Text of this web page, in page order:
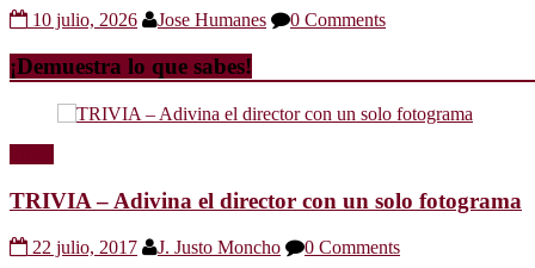
10 julio, 2026 Jose Humanes 0 Comments
¡Demuestra lo que sabes!
TRIVIA – Adivina el director con un solo fotograma
22 julio, 2017 J. Justo Moncho 0 Comments